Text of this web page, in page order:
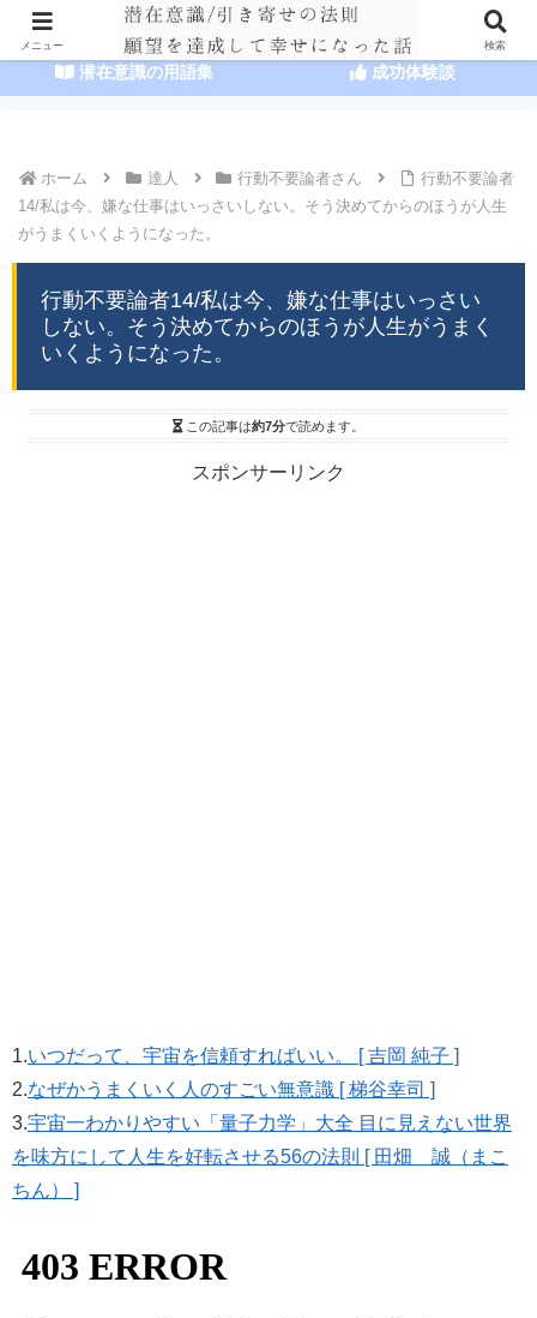
HOME 潜在意識の達人まとめ
潜在意識の用語集 成功体験談
ホーム 達人 行動不要論者さん
行動不要論者
14/私は今、嫌な仕事はいっさいしない。そう決めてからのほうが人生
がうまくいくようになった。
行動不要論者14/私は今、嫌な仕事はいっさい
しない。そう決めてからのほうが人生がうまく
いくようになった。
この記事は約7分で読めます。
スポンサーリンク
1.いつだって、宇宙を信頼すればいい。 [ 吉岡 純子 ]
2.なぜかうまくいく人のすごい無意識 [ 梯谷幸司 ]
3.宇宙一わかりやすい「量子力学」大全 目に見えない世界
を味方にして人生を好転させる56の法則 [ 田畑 誠（まこ
ちん） ]
メニュー 検索